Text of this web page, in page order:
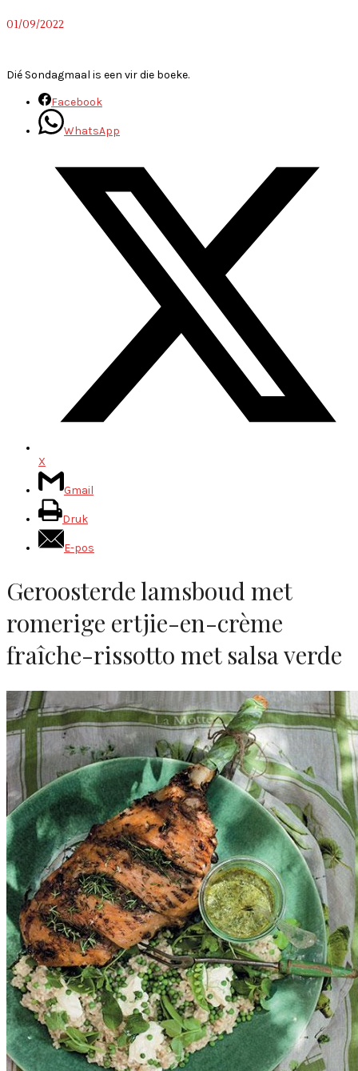
01/09/2022
Dié Sondagmaal is een vir die boeke.
Facebook
WhatsApp
X
Gmail
Druk
E-pos
Geroosterde lamsboud met
romerige ertjie-en-crème
fraîche-rissotto met salsa verde